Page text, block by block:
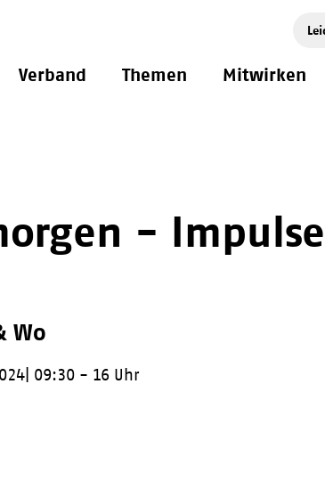
Verband Themen Mitwirken
-
Wo
09:30 - 16 Uhr